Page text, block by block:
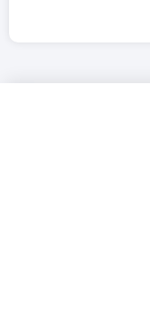
بعد از یک مدت